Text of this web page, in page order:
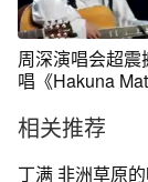
周深演唱会超
唱《Hakuna
相关推荐
丁满 非洲草原